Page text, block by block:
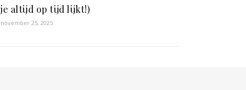
je altijd op tijd lijkt!)
november 25, 2025